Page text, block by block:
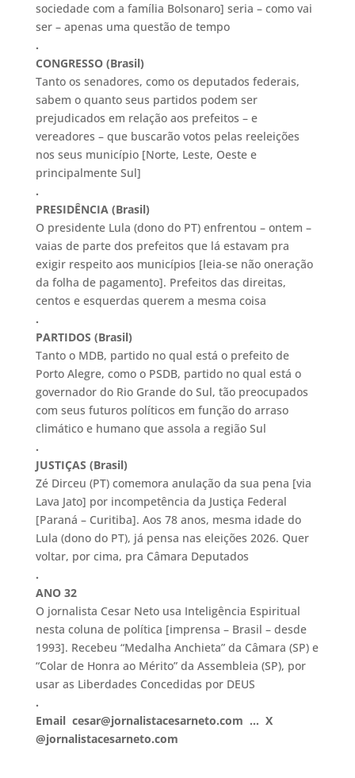
sociedade com a família Bolsonaro] seria – como vai
ser – apenas uma questão de tempo
.
CONGRESSO (Brasil)
Tanto os senadores, como os deputados federais,
sabem o quanto seus partidos podem ser
prejudicados em relação aos prefeitos – e
vereadores – que buscarão votos pelas reeleições
nos seus município [Norte, Leste, Oeste e
principalmente Sul]
.
PRESIDÊNCIA (Brasil)
O presidente Lula (dono do PT) enfrentou – ontem –
vaias de parte dos prefeitos que lá estavam pra
exigir respeito aos municípios [leia-se não oneração
da folha de pagamento]. Prefeitos das direitas,
centos e esquerdas querem a mesma coisa
.
PARTIDOS (Brasil)
Tanto o MDB, partido no qual está o prefeito de
Porto Alegre, como o PSDB, partido no qual está o
governador do Rio Grande do Sul, tão preocupados
com seus futuros políticos em função do arraso
climático e humano que assola a região Sul
.
JUSTIÇAS (Brasil)
Zé Dirceu (PT) comemora anulação da sua pena [via
Lava Jato] por incompetência da Justiça Federal
[Paraná – Curitiba]. Aos 78 anos, mesma idade do
Lula (dono do PT), já pensa nas eleições 2026. Quer
voltar, por cima, pra Câmara Deputados
.
ANO 32
O jornalista Cesar Neto usa Inteligência Espiritual
nesta coluna de política [imprensa – Brasil – desde
1993]. Recebeu “Medalha Anchieta” da Câmara (SP) e
“Colar de Honra ao Mérito” da Assembleia (SP), por
usar as Liberdades Concedidas por DEUS
.
Email cesar@jornalistacesarneto.com … X
@jornalistacesarneto.com